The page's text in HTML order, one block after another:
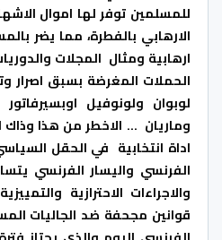
للمسلمين توفر لها اموال
الارهابي بالفطرة، مما يضر
ارهابية ومثال المجلات
الحملات المغرضة بسبق اصرار
لوبوان ولونوفيل
وماريان … الاخطر من هذا
اداة انتخابية في الحقل
الفرنسي واليسار الفرنسي
والاجراءات الاحترازية
قوانين مجحفة ضد الجاليات